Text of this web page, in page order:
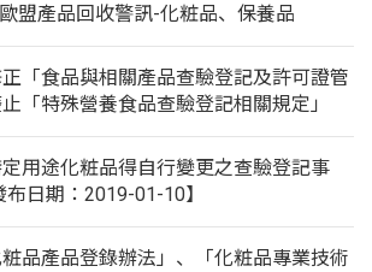
盟產品回收警訊-化粧品、保養品
「食品與相關產品查驗登記及許可證管
「特殊營養食品查驗登記相關規定」
用途化粧品得自行變更之查驗登記事
日期：2019-01-10】
品產品登錄辦法」、「化粧品專業技術